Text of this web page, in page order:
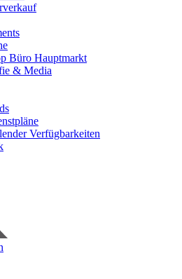
Büro Hauptmarkt
& Media
Verfügbarkeiten